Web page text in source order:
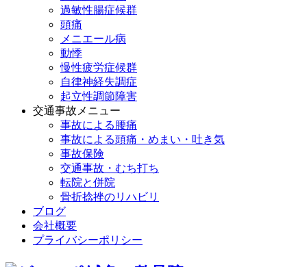
過敏性腸症候群
頭痛
メニエール病
動悸
慢性疲労症候群
自律神経失調症
起立性調節障害
交通事故メニュー
事故による腰痛
事故による頭痛・めまい・吐き気
事故保険
交通事故・むち打ち
転院と併院
骨折捻挫のリハビリ
ブログ
会社概要
プライバシーポリシー